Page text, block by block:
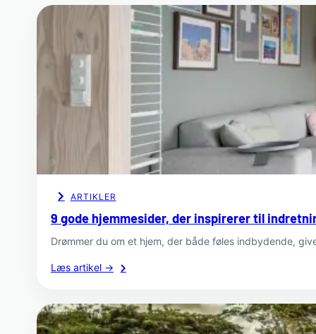
ARTIKLER
9 gode hjemmesider, der inspirerer til
Drømmer du om et hjem, der både føles indbydende,
Læs artikel →:
hjemmesider,
der